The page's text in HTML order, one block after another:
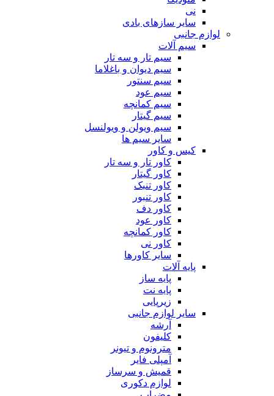
نی
سایر سازهای بادی
لوازم جانبی
سیم آلات
سیم تار و سه تار
سیم دیوان و باغلاما
سیم سنتور
سیم عود
سیم کمانچه
سیم گیتار
سیم ویولن و ویولنسل
سایر سیم ها
کیس و کاور
کاور تار و سه تار
کاور گیتار
کاور تنبک
کاور تنبور
کاور دف
کاور عود
کاور کمانچه
کاور نی
سایر کاورها
پایه آلات
پایه ساز
پایه نت
زیرپایی
سایر لوازم جانبی
آرشه
کلیفون
مترونوم و تیونر
آمپلی فایر
قمیش و سرساز
لوازم دکوری